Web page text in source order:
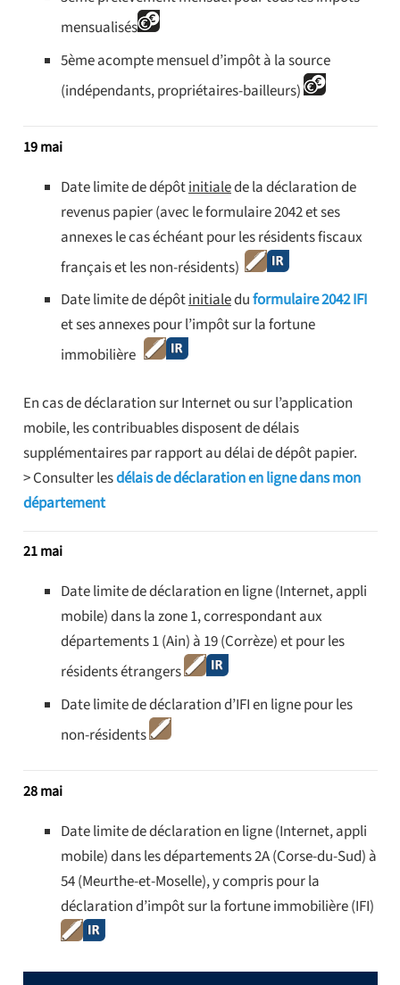
mensualisés
5ème acompte mensuel d’impôt à la source
(indépendants, propriétaires-bailleurs)
19 mai
Date limite de dépôtinitialede la déclaration de
revenus papier (avec le formulaire 2042 et ses
annexes le cas échéant pour les résidents fiscaux
français et les non-résidents)
Date limite de dépôtinitialeduformulaire 2042 IFI
et ses annexes pour l’impôt sur la fortune
immobilière
En cas de déclaration sur Internet ou sur l’application
mobile, les contribuables disposent de délais
supplémentaires par rapport au délai de dépôt papier.
> Consulter lesdélais de déclaration en ligne dans mon
département
21 mai
Date limite de déclaration en ligne (Internet, appli
mobile) dans la zone 1, correspondant aux
départements 1 (Ain) à 19 (Corrèze) et pour les
résidents étrangers
Date limite de déclaration d’IFI en ligne pour les
non-résidents
28 mai
Date limite de déclaration en ligne (Internet, appli
mobile) dans les départements 2A (Corse-du-Sud) à
54 (Meurthe-et-Moselle), y compris pour la
déclaration d’impôt sur la fortune immobilière (IFI)